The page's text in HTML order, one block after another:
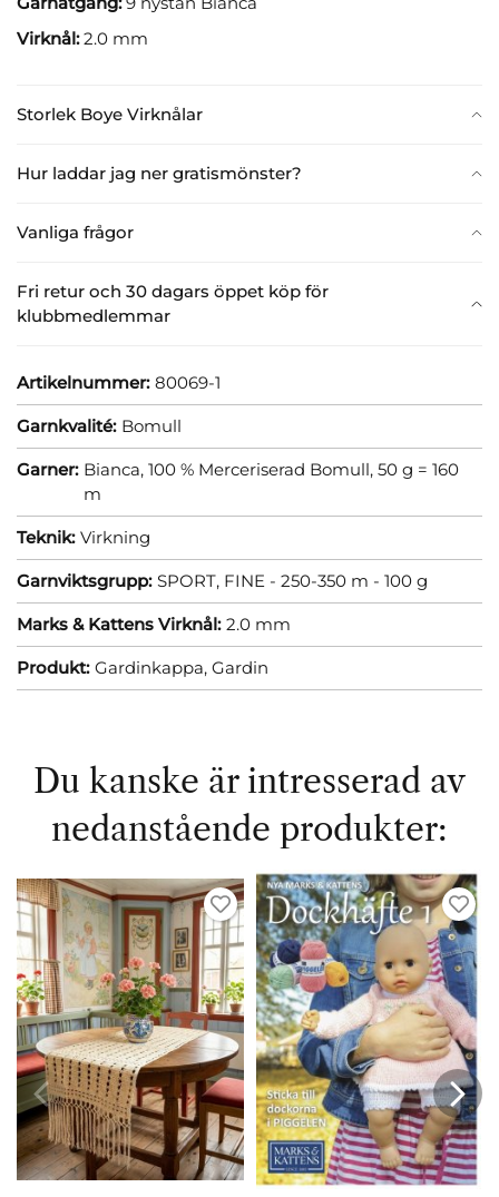
Storlek Boye Virknålar
Hur laddar jag ner gratismönster?
Vanliga frågor
Fri retur och 30 dagars öppet köp för
klubbmedlemmar
Virknål:2.0 mm
Artikelnummer: 80069-1
Garnkvalité: Bomull
Garner: Bianca, 100 % Merceriserad Bomull, 50 g = 160
m
Teknik: Virkning
Garnviktsgrupp: SPORT, FINE - 250-350 m - 100 g
Marks & Kattens Virknål: 2.0 mm
Produkt: Gardinkappa, Gardin
Du kanske är intresserad av
nedanstående produkter: